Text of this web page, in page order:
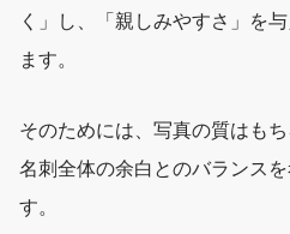
く」し、「親しみやすさ」を
ます。
そのためには、写真の質はもち
名刺全体の余白とのバランス
す。